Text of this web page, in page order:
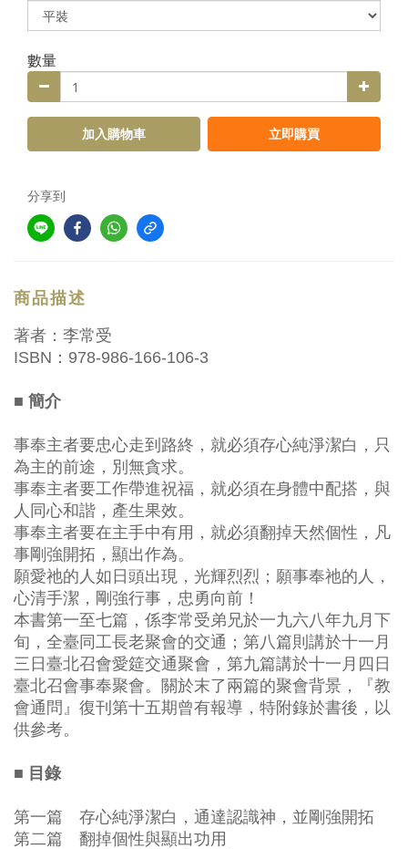
數量
加入購物車 立即購買
分享到
商品描述
著者：李常受
ISBN：978-986-166-106-3
■ 簡介
事奉主者要忠心走到路終，就必須存心純淨潔白，只
為主的前途，別無貪求。
事奉主者要工作帶進祝福，就必須在身體中配搭，與
人同心和諧，產生果效。
事奉主者要在主手中有用，就必須翻掉天然個性，凡
事剛強開拓，顯出作為。
願愛祂的人如日頭出現，光輝烈烈；願事奉祂的人，
心清手潔，剛強行事，忠勇向前！
本書第一至七篇，係李常受弟兄於一九六八年九月下
旬，全臺同工長老聚會的交通；第八篇則講於十一月
三日臺北召會愛筵交通聚會，第九篇講於十一月四日
臺北召會事奉聚會。關於末了兩篇的聚會背景，『教
會通問』復刊第十五期曾有報導，特附錄於書後，以
供參考。
■ 目錄
第一篇 存心純淨潔白，通達認識神，並剛強開拓
第二篇 翻掉個性與顯出功用